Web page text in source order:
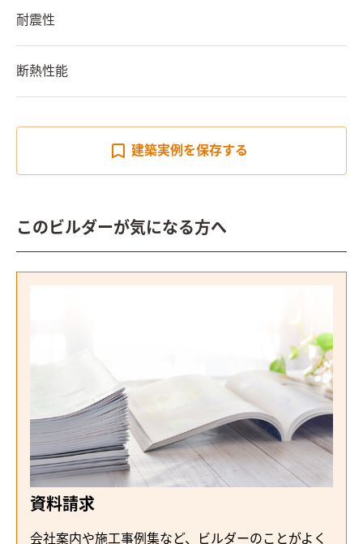
耐震性
断熱性能
建築実例を保存する
このビルダーが気になる方へ
資料請求
会社案内や施工事例集など、ビルダーのことがよく